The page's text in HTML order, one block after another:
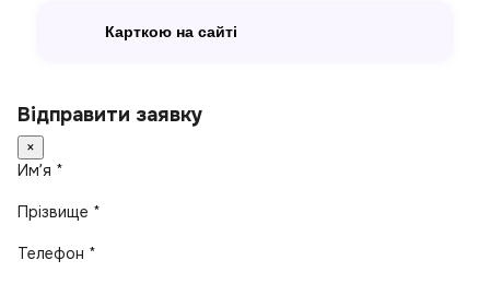
Карткою на сайті
Відправити заявку
×
Имʼя *
Прізвище *
Телефон *